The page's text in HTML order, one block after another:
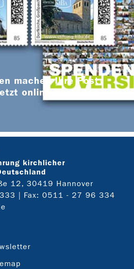
machen Ihre Post
online bestellen
kirchlicher
12, 30419 Hannover
| Fax: 0511 - 27 96 334